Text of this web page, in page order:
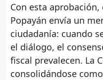
Con esta
Popayán envía un
ciudadanía: cuando
el diálogo, el
fiscal prevalecen. La
consolidándose